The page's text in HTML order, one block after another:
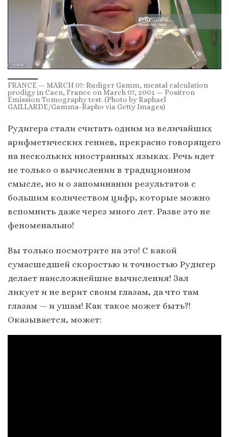
FRANCE — MARCH 07: Rudiger Gamm, mental calculation
prodigy in Caen, France on March 07, 2001 — Positron
Emission Tomography test. (Photo by Raphael
GAILLARDE/Gamma-Rapho via Getty Images)
Рудигера стали считать одним из величайших
арифметических гениев, прекрасно говорящего
на нескольких иностранных языках. Речь идет
не только о вычислении в традиционном
смысле, но и о запоминании результатов с
большим количеством цифр, которые можно
вспомнить даже через много лет. Разве это не
феноменально!
Вы только посмотрите на это! С какой
сумасшедшей скоростью и точностью Рудигер
делает наисложнейшие вычисления! Зал
ликует и не верит своим глазам, да что там
глазам — и ушам! Как такое может быть?!
Оказывается, может: